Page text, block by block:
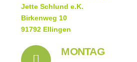
Jette Schlund e.K.
Birkenweg 10
91792 Ellingen
MONTAG